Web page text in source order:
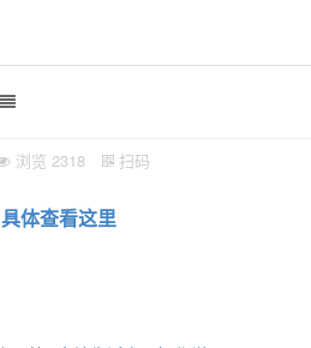
浏览 2318 扫码
具体查看这里